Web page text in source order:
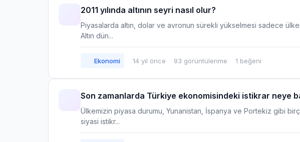
2011 yılında altının seyri nasıl olur?
Piyasalarda altın, dolar ve avronun sürekli yükselmesi sadece
Altın dün...
Ekonomi 14 yıl önce 93 görüntülenme 1 beğeni
Son zamanlarda Türkiye ekonomisindeki istikrar neye
Ülkemizin piyasa durumu, Yunanistan, İspanya ve Portekiz gibi
siyasi istikr...